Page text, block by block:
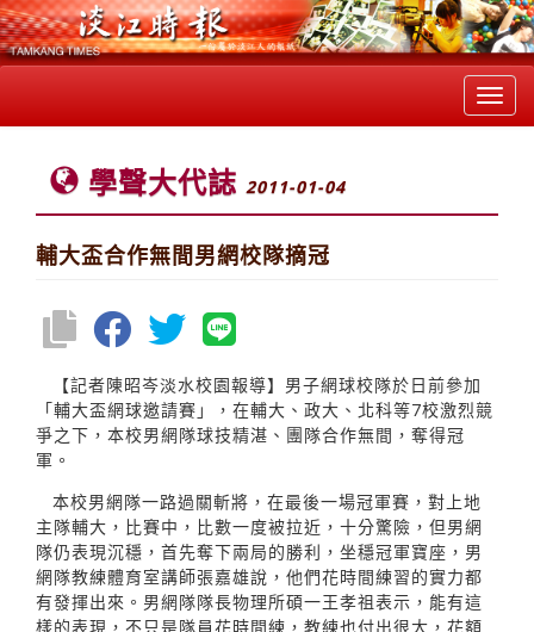
學聲大代誌 2011-01-04
輔大盃合作無間男網校隊摘冠
【記者陳昭岑淡水校園報導】男子網球校隊於日前參加
「輔大盃網球邀請賽」，在輔大、政大、北科等7校激烈競
爭之下，本校男網隊球技精湛、團隊合作無間，奪得冠
軍。
本校男網隊一路過關斬將，在最後一場冠軍賽，對上地
主隊輔大，比賽中，比數一度被拉近，十分驚險，但男網
隊仍表現沉穩，首先奪下兩局的勝利，坐穩冠軍寶座，男
網隊教練體育室講師張嘉雄說，他們花時間練習的實力都
有發揮出來。男網隊隊長物理所碩一王孝祖表示，能有這
樣的表現，不只是隊員花時間練，教練也付出很大，花額